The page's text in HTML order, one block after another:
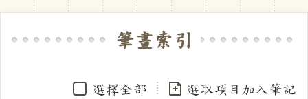
筆畫索引
選擇全部 選取項目加入筆記